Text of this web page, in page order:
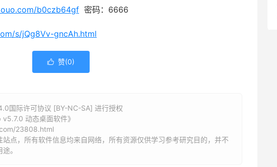
b0czb64gf 密码：6666
s/jQg8Vv-gncAh.html
 赞(0)
国际许可协议 [BY-NC-SA] 进行授权
动态桌面软件》
23808.html
点，所有软件信息均来自网络，所有资源仅供学习参考研究目的，并不
。